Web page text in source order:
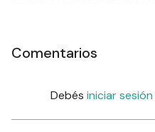
Comentarios
Debés iniciar sesión